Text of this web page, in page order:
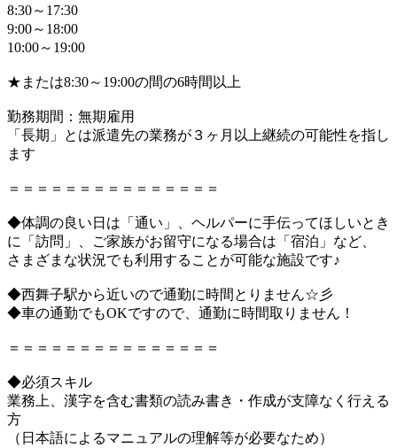
8:30～17:30
9:00～18:00
10:00～19:00
★または8:30～19:00の間の6時間以上
勤務期間：無期雇用
「長期」とは派遣先の業務が３ヶ月以上継続の可能性を指し
ます
＝＝＝＝＝＝＝＝＝＝＝＝＝＝＝
◆体調の良い日は「通い」、ヘルパーに手伝ってほしいとき
に「訪問」、ご家族がお留守になる場合は「宿泊」など、
さまざまな状況でも利用することが可能な施設です♪
◆西舞子駅から近いので通勤に時間とりません☆彡
◆車の通勤でもOKですので、通勤に時間取りません！
＝＝＝＝＝＝＝＝＝＝＝＝＝＝＝
◆必須スキル
業務上、漢字を含む書類の読み書き・作成が支障なく行える
方
（日本語によるマニュアルの理解等が必要なため）